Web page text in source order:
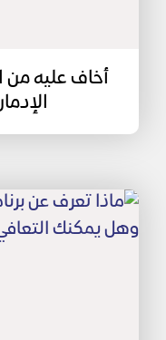
أخاف عليه